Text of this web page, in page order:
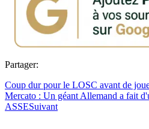
Partager:
Coup dur pour le LOSC avant de
Mercato : Un géant Allemand a fait
ASSESuivant